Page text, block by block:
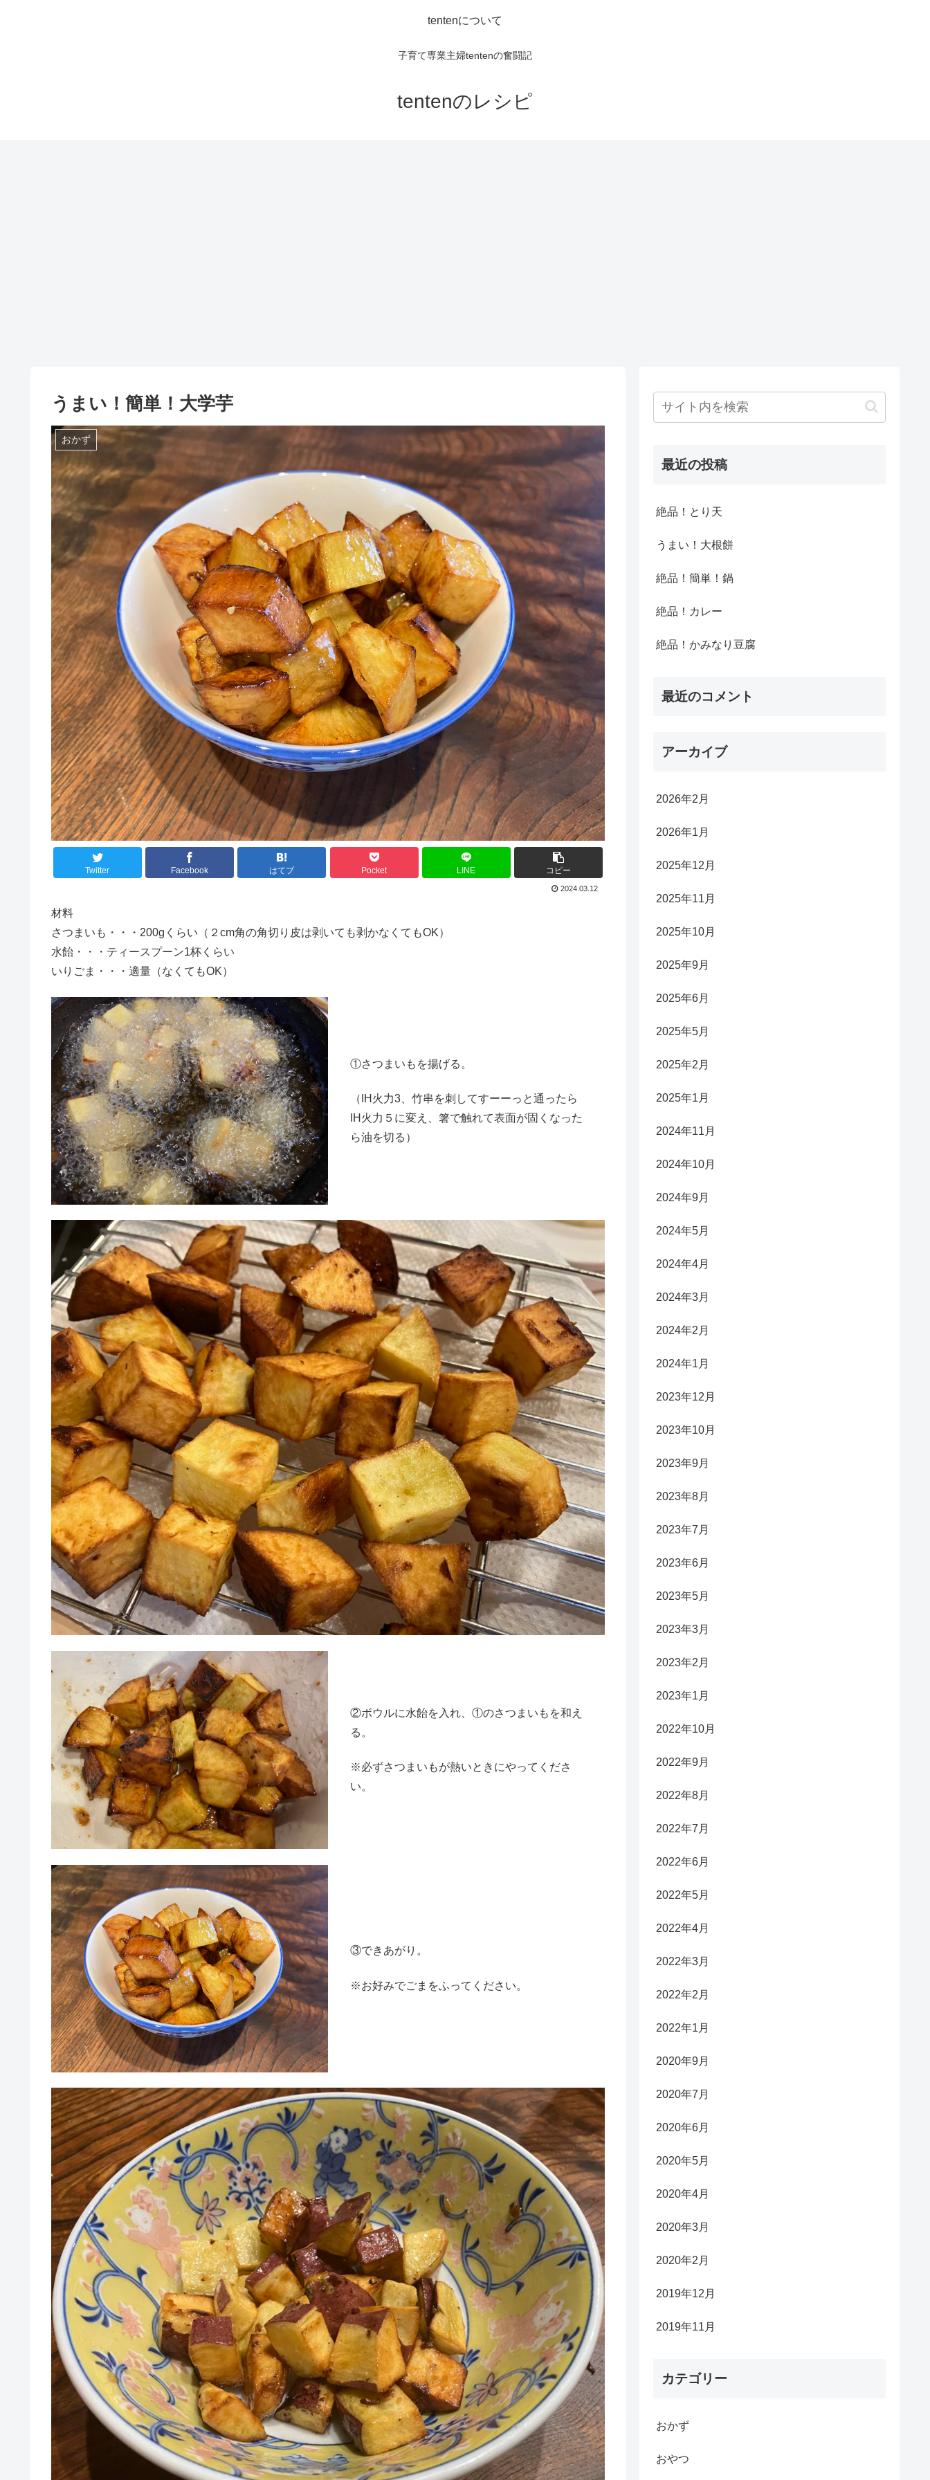
子育て専業主婦tentenの奮闘記
tentenのレシピ
tentenについて
うまい！簡単！大学芋
おかず
Twitter Facebook はてブ Pocket LINE コピー
2024.03.12
材料
さつまいも・・・200gくらい（２cm角の角切り皮は剥いても剥かなくてもOK）
水飴・・・ティースプーン1杯くらい
いりごま・・・適量（なくてもOK）
①さつまいもを揚げる。
（IH火力3、竹串を刺してすーーっと通ったら
IH火力５に変え、箸で触れて表面が固くなった
ら油を切る）
②ボウルに水飴を入れ、①のさつまいもを和え
る。
※必ずさつまいもが熱いときにやってくださ
い。
③できあがり。
※お好みでごまをふってください。
最近の投稿
絶品！とり天
うまい！大根餅
絶品！簡単！鍋
絶品！カレー
絶品！かみなり豆腐
最近のコメント
アーカイブ
2026年2月
2026年1月
2025年12月
2025年11月
2025年10月
2025年9月
2025年6月
2025年5月
2025年2月
2025年1月
2024年11月
2024年10月
2024年9月
2024年5月
2024年4月
2024年3月
2024年2月
2024年1月
2023年12月
2023年10月
2023年9月
2023年8月
2023年7月
2023年6月
2023年5月
2023年3月
2023年2月
2023年1月
2022年10月
2022年9月
2022年8月
2022年7月
2022年6月
2022年5月
2022年4月
2022年3月
2022年2月
2022年1月
2020年9月
2020年7月
2020年6月
2020年5月
2020年4月
2020年3月
2020年2月
2019年12月
2019年11月
カテゴリー
おかず
おやつ